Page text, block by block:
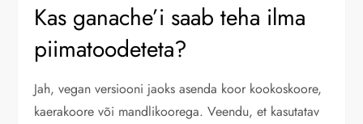
Kas ganache’i saab teha ilma
piimatoodeteta?
Jah, vegan versiooni jaoks asenda koor kookoskoore,
kaerakoore või mandlikoorega. Veendu, et kasutatav